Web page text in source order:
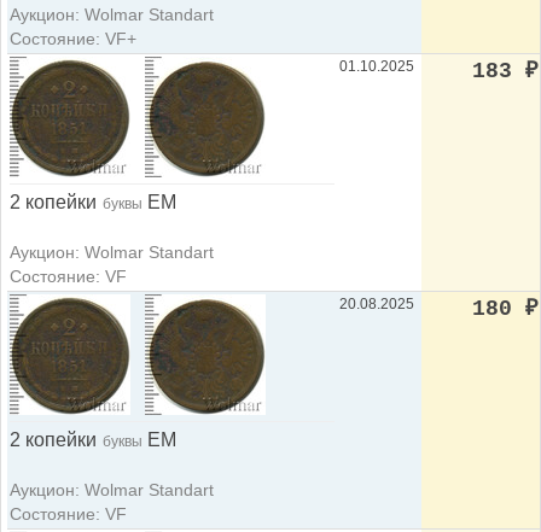
Аукцион: Wolmar Standart
Состояние: VF+
2 копейки буквы ЕМ
Аукцион: Wolmar Standart
Состояние: VF
01.10.2025 183 ₽
2 копейки буквы ЕМ
Аукцион: Wolmar Standart
Состояние: VF
20.08.2025 180 ₽